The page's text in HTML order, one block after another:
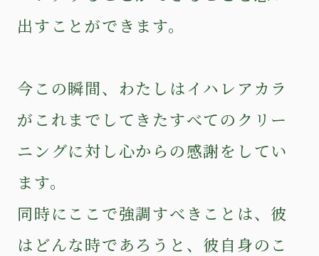
出すことができます。
今この瞬間、わたしはイハレアカラ
がこれまでしてきたすべてのクリー
ニングに対し心からの感謝をしてい
ます。
同時にここで強調すべきことは、彼
はどんな時であろうと、彼自身のこ